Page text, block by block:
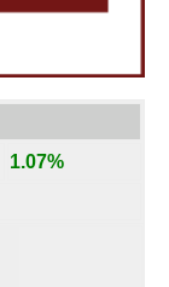
1.07%